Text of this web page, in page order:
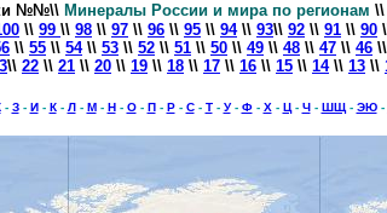
№№\\Минералы России и мира по регионам \\
\\ 99 \\ 98 \\ 97 \\ 96 \\ 95 \\ 94\\ 93\\ 92 \\ 91 \\ 90
\\ 55 \\ 54\\ 53 \\ 52 \\ 51 \\ 50 \\ 49 \\ 48 \\ 47 \\ 46 \\
\\ 22 \\ 21 \\ 20 \\ 19 \\ 18 \\ 17 \\ 16 \\ 15 \\ 14\\ 13 \\
- З- И- К- Л- М- Н- О- П- Р- С- Т- У- Ф- Х- Ц- Ч- ШЩ- ЭЮ-